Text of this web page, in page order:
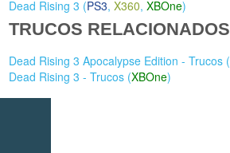
Dead Rising 3 (PS3,X360,XBOne)
TRUCOS RELACIONADOS
Dead Rising 3 Apocalypse Edition - Trucos (
Dead Rising 3 - Trucos (XBOne)